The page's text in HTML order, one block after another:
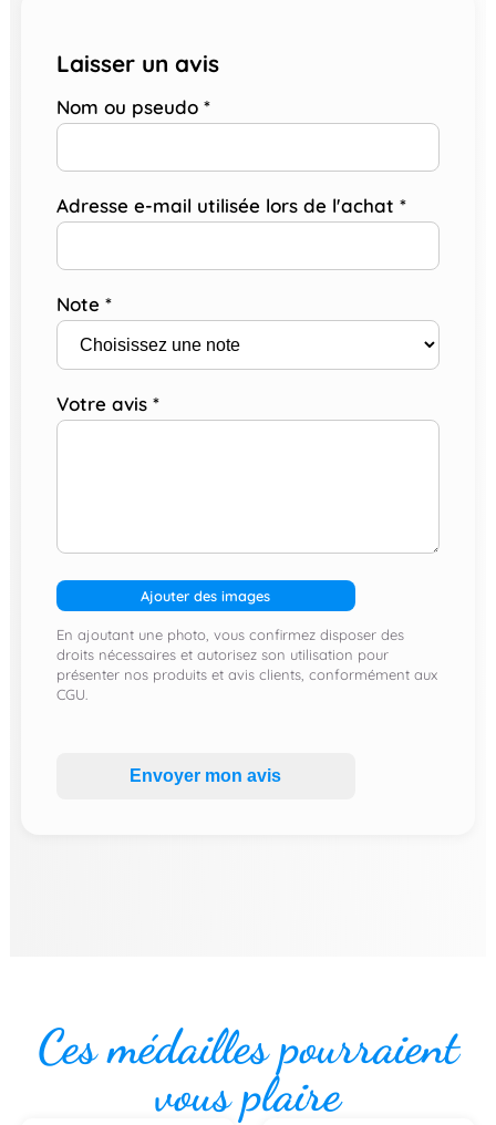
Laisser un avis
Nom ou pseudo *
Adresse e-mail utilisée lors de l'achat *
Note *
Votre avis *
Ajouter des images
En ajoutant une photo, vous confirmez disposer des
droits nécessaires et autorisez son utilisation pour
présenter nos produits et avis clients, conformément aux
CGU.
Envoyer mon avis
Ces médailles pourraient
vous plaire